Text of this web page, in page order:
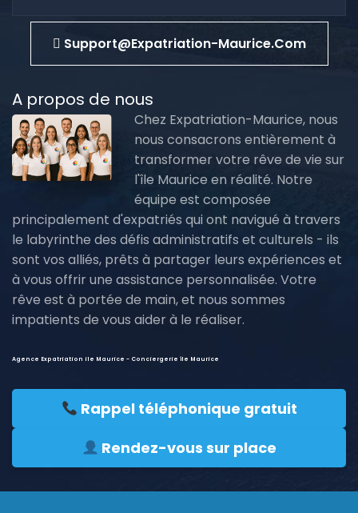
Support@expatriation-Maurice.com
A propos de nous
Chez Expatriation-Maurice, nous
nous consacrons entièrement à
transformer votre rêve de vie sur
l'île Maurice en réalité. Notre
équipe est composée
principalement d'expatriés qui ont navigué à travers
le labyrinthe des défis administratifs et culturels - ils
sont vos alliés, prêts à partager leurs expériences et
à vous offrir une assistance personnalisée. Votre
rêve est à portée de main, et nous sommes
impatients de vous aider à le réaliser.
Agence Expatriation ile Maurice - Conciergerie île Maurice
Rappel téléphonique gratuit
Rendez-vous sur place